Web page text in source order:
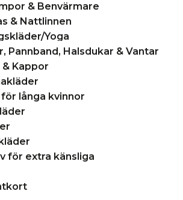
& Benvärmare
& Nattlinnen
Yoga
Pannband, Halsdukar & Vantar
Kappor
för långa kvinnor
för extra känsliga